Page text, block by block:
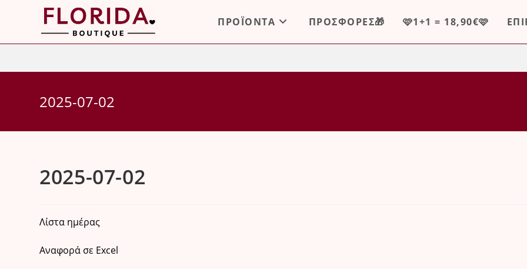
ΠΡΟΪΟΝΤΑ ΠΡΟΣΦΟΡΕΣ🎁 🩷1+1 = 18,90€🩷
2025-07-02
2025-07-02
Λίστα ημέρας
Αναφορά σε Excel